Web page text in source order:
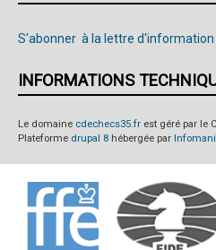
S'abonner à la lettre d'information
INFORMATIONS
Le domaine cdechecs35.fr est géré par le
Plateforme drupal 8 hébergée par